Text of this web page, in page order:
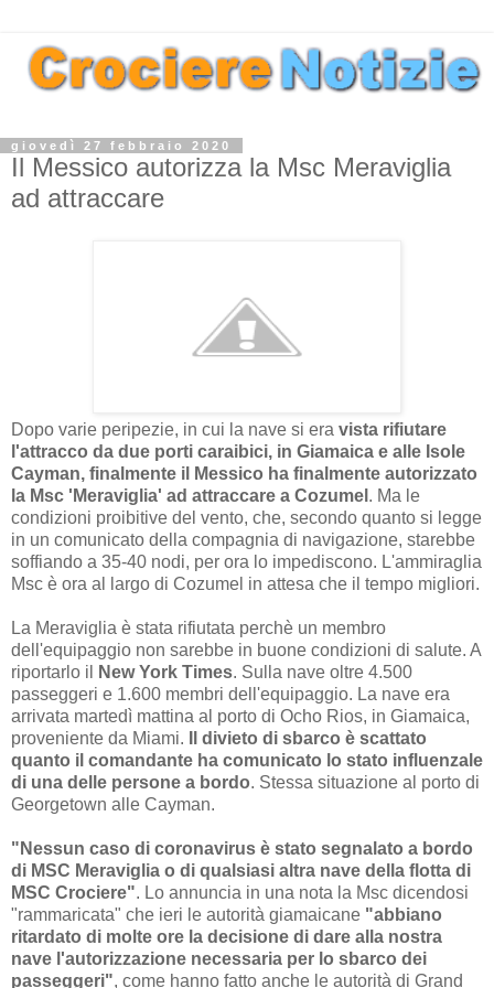
giovedì 27 febbraio 2020
Il Messico autorizza la Msc Meraviglia
ad attraccare
Dopo varie peripezie, in cui la nave si era vista rifiutare
l'attracco da due porti caraibici, in Giamaica e alle Isole
Cayman, finalmente il Messico ha finalmente autorizzato
la Msc 'Meraviglia' ad attraccare a Cozumel . Ma le
condizioni proibitive del vento, che, secondo quanto si legge
in un comunicato della compagnia di navigazione, starebbe
soffiando a 35-40 nodi, per ora lo impediscono. L'ammiraglia
Msc è ora al largo di Cozumel in attesa che il tempo migliori.
La Meraviglia è stata rifiutata perchè un membro
dell'equipaggio non sarebbe in buone condizioni di salute. A
riportarlo il
New York Times. Sulla nave oltre 4.500
passeggeri e 1.600 membri dell'equipaggio. La nave era
arrivata martedì mattina al porto di Ocho Rios, in Giamaica,
proveniente da Miami.
Il divieto di sbarco è scattato
quanto il comandante ha comunicato lo stato influenzale
di una delle persone a bordo. Stessa situazione al porto di
Georgetown alle Cayman.
"Nessun caso di coronavirus è stato segnalato a bordo
di MSC Meraviglia o di qualsiasi altra nave della flotta di
MSC Crociere". Lo annuncia in una nota la Msc dicendosi
"rammaricata" che ieri le autorità giamaicane "abbiano
ritardato di molte ore la decisione di dare alla nostra
nave l'autorizzazione necessaria per lo sbarco dei
passeggeri", come hanno fatto anche le autorità di Grand